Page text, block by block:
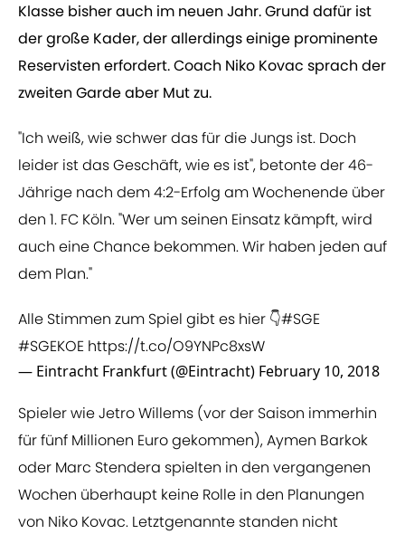
Klasse bisher auch im neuen Jahr. Grund dafür ist
der große Kader, der allerdings einige prominente
Reservisten erfordert. Coach Niko Kovac sprach der
zweiten Garde aber Mut zu.
"Ich weiß, wie schwer das für die Jungs ist. Doch
leider ist das Geschäft, wie es ist", betonte der 46-
Jährige nach dem 4:2-Erfolg am Wochenende über
den 1. FC Köln. "Wer um seinen Einsatz kämpft, wird
auch eine Chance bekommen. Wir haben jeden auf
dem Plan."
Alle Stimmen zum Spiel gibt es hier 👇#SGE
#SGEKOE https://t.co/O9YNPc8xsW
— Eintracht Frankfurt (@Eintracht) February 10, 2018
Spieler wie Jetro Willems (vor der Saison immerhin
für fünf Millionen Euro gekommen), Aymen Barkok
oder Marc Stendera spielten in den vergangenen
Wochen überhaupt keine Rolle in den Planungen
von Niko Kovac. Letztgenannte standen nicht